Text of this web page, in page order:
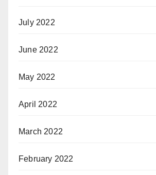
July 2022
June 2022
May 2022
April 2022
March 2022
February 2022